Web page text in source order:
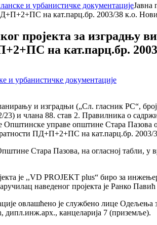
и урбанистичке документацијеЈавна
на кат.парц.бр. 2003/38 к.о.
пројекта за изградњу
на кат.парц.бр.
и урбанистичке документације
и изградњи („Сл. гласник РС“,
23) и члана 88. став 2. Правилника о
управе општине Стара Пазова
ПД+П+2+ПС на кат.парц.бр.
Стара Пазова, на огласној табли, у
је ,,VD PROJEKT plus“ биро за
наведеног пројекта је Ранко
овлашћено је службено лице
канцеларија 7 (приземље).